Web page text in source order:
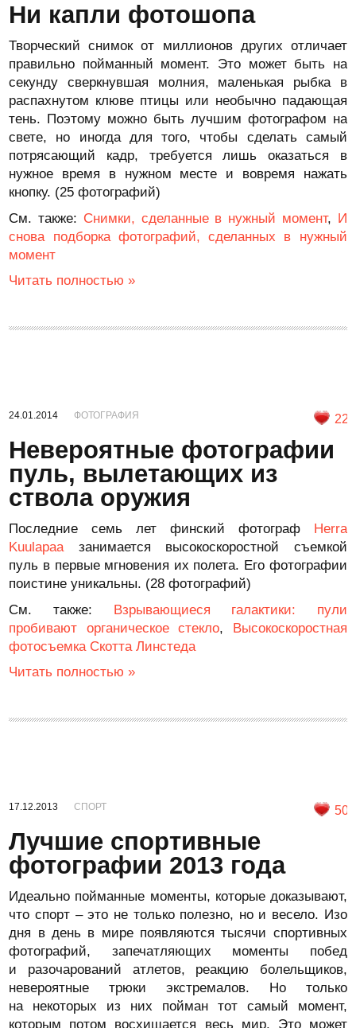
Ни капли фотошопа
Творческий снимок от миллионов других отличает
правильно пойманный момент. Это может быть на
секунду сверкнувшая молния, маленькая рыбка в
распахнутом клюве птицы или необычно падающая
тень. Поэтому можно быть лучшим фотографом на
свете, но иногда для того, чтобы сделать самый
потрясающий кадр, требуется лишь оказаться в
нужное время в нужном месте и вовремя нажать
кнопку. (25 фотографий)
См. также: Снимки, сделанные в нужный момент, И
снова подборка фотографий, сделанных в нужный
момент
Читать полностью »
24.01.2014 ФОТОГРАФИЯ 22
Невероятные фотографии
пуль, вылетающих из
ствола оружия
Последние семь лет финский фотограф Herra
Kuulapaaзанимается высокоскоростной съемкой
пуль в первые мгновения их полета. Его фотографии
поистине уникальны. (28 фотографий)
См. также: Взрывающиеся галактики: пули
пробивают органическое стекло, Высокоскоростная
фотосъемка Скотта Линстеда
Читать полностью »
17.12.2013 СПОРТ 50
Лучшие спортивные
фотографии 2013 года
Идеально пойманные моменты, которые доказывают,
что спорт – это не только полезно, но и весело. Изо
дня в день в мире появляются тысячи спортивных
фотографий, запечатляющих моменты побед
и разочарований атлетов, реакцию болельщиков,
невероятные трюки экстремалов. Но только
на некоторых из них пойман тот самый момент,
которым потом восхищается весь мир. Это может